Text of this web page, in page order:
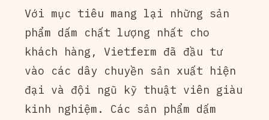
Với mục tiêu mang lại những sản
phẩm dấm chất lượng nhất cho
khách hàng, Vietferm đã đầu tư
vào các dây chuyền sản xuất hiện
đại và đội ngũ kỹ thuật viên giàu
kinh nghiệm. Các sản phẩm dấm